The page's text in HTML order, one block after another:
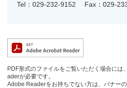
Tel：029-232-9152
Fax：029-
PDF形式のファイルをご覧いただく場合に
aderが必要です。
Adobe Readerをお持ちでない方は、バナー